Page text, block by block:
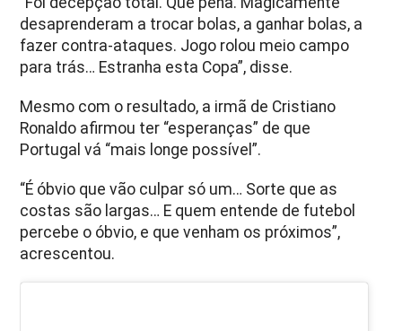
desaprenderam a trocar bolas, a ganhar bolas, a
fazer contra-ataques. Jogo rolou meio campo
para trás… Estranha esta Copa”, disse.
Mesmo com o resultado, a irmã de Cristiano
Ronaldo afirmou ter “esperanças” de que
Portugal vá “mais longe possível”.
“É óbvio que vão culpar só um… Sorte que as
costas são largas… E quem entende de futebol
percebe o óbvio, e que venham os próximos”,
acrescentou.